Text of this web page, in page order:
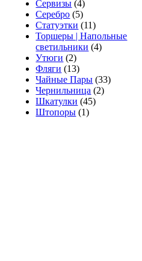
Сервизы (4)
Серебро (5)
Статуэтки (11)
Торшеры | Напольные
светильники (4)
Утюги (2)
Фляги (13)
Чайные Пары (33)
Чернильница (2)
Шкатулки (45)
Штопоры (1)